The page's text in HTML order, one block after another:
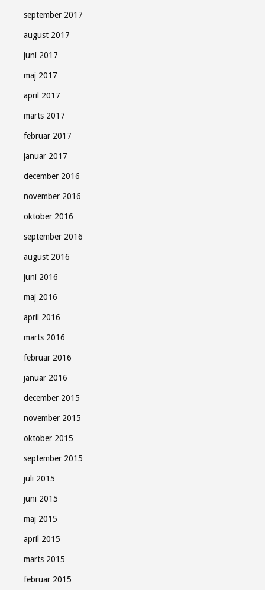
september 2017
august 2017
juni 2017
maj 2017
april 2017
marts 2017
februar 2017
januar 2017
december 2016
november 2016
oktober 2016
september 2016
august 2016
juni 2016
maj 2016
april 2016
marts 2016
februar 2016
januar 2016
december 2015
november 2015
oktober 2015
september 2015
juli 2015
juni 2015
maj 2015
april 2015
marts 2015
februar 2015